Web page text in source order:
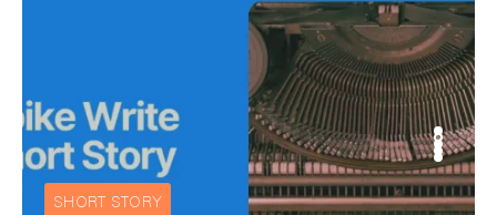
SHORT STORY
BOOKS REVIEW
ARTICLE
INTERVIEW